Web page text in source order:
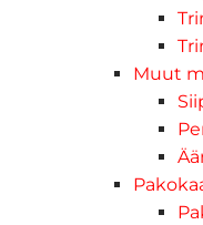
Muut